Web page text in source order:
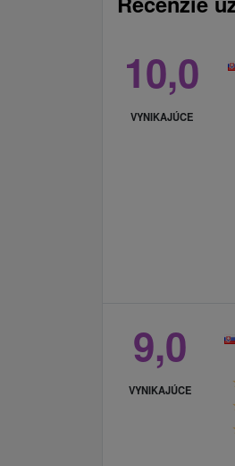
10,0
VYNIKAJÚCE
9,0
VYNIKAJÚCE